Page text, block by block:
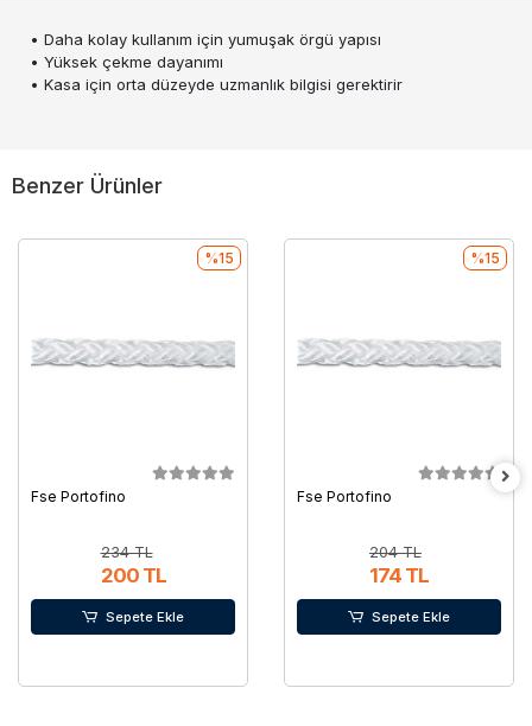
• Daha kolay kullanım için yumuşak örgü yapısı
• Yüksek çekme dayanımı
• Kasa için orta düzeyde uzmanlık bilgisi gerektirir
Benzer Ürünler
Fse Portofino
234 TL
200 TL
%15
Sepete Ekle
Fse Portofino
204 TL
174 TL
%15
Sepete Ekle